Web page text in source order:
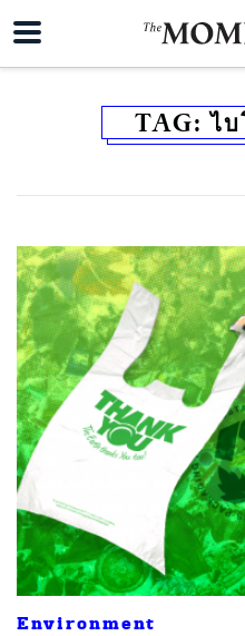
TAG:ไ
Environment
ค้นหา
SHARE